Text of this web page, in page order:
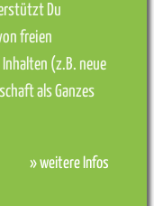
Du
freien
(z.B. neue
als Ganzes
» weitere Infos